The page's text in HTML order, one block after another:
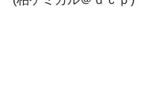
発。
韓国政